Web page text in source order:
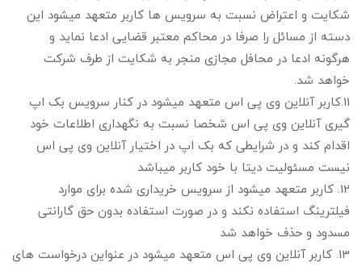
شکایت و اعتراض نسبت به سرویس ها کاربر متعهد میشود این
دسته از مسائل را صرفا در محاکم معتبر قضایی ادعا نماید و
هرگونه ادعا در محافل مجازی منجر به شکایت از طرف شرکت
خواهد شد.
11.کاربر آنلاین وی پی اس متعهد میشود در کنار سرویس بک اپ
گیری آنلاین وی پی اس شخصا نسبت به نگهداری اطلاعات خود
اقدام کند و در شرایطی که بک اپ در اختیار آنلاین وی پی اس
نیست مسئولیت دیتا با خود کاربر میباشد
12. کاربر متعهد میشود از سرویس خریداری شده برای موارد
فیلترینگ استفاده نکند و در صورت استفاده بدون حق گارانتی
مسدود و حذف خواهد شد
13. کاربر آنلاین وی پی اس متعهد میشود در عنواین درخواست های